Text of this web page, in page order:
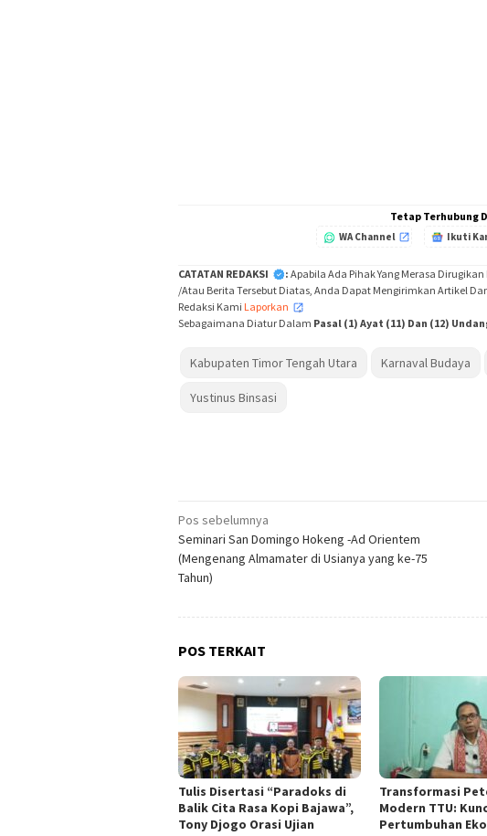
Tetap Terhubung
WA Channel Ikuti
CATATAN REDAKSI : Apabila Ada Pihak Yang Merasa
/Atau Berita Tersebut Diatas, Anda Dapat Mengirimkan Artikel
Redaksi Kami Laporkan
,
Sebagaimana Diatur Dalam Pasal (1) Ayat (11) Dan (12)
Kabupaten Timor Tengah Utara Karnaval Budaya
Yustinus Binsasi
Navigasi
pos
Pos sebelumnya
Seminari San Domingo Hokeng -Ad Orientem
(Mengenang Almamater di Usianya yang ke-75
Tahun)
POS TERKAIT
Tulis Disertasi “Paradoks di
Balik Cita Rasa Kopi Bajawa”,
Tony Djogo Orasi Ujian
Transformasi
Modern TTU:
Pertumbuhan